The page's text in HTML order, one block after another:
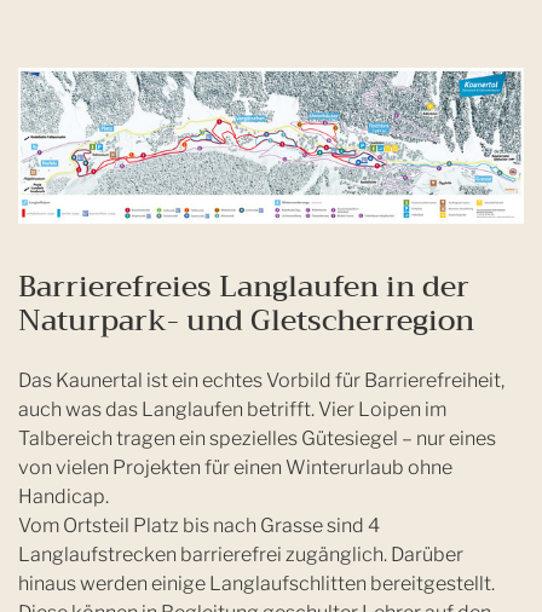
Barrierefreies Langlaufen in der
Naturpark- und Gletscherregion
Das Kaunertal ist ein echtes Vorbild für Barrierefreiheit,
auch was das Langlaufen betrifft. Vier Loipen im
Talbereich tragen ein spezielles Gütesiegel – nur eines
von vielen Projekten für einen Winterurlaub ohne
Handicap.
Vom Ortsteil Platz bis nach Grasse sind 4
Langlaufstrecken barrierefrei zugänglich. Darüber
hinaus werden einige Langlaufschlitten bereitgestellt.